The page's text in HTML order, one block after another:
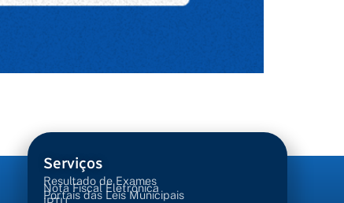
Serviços
Resultado de Exames
Nota Fiscal Eletrônica
Portais das Leis Municipais